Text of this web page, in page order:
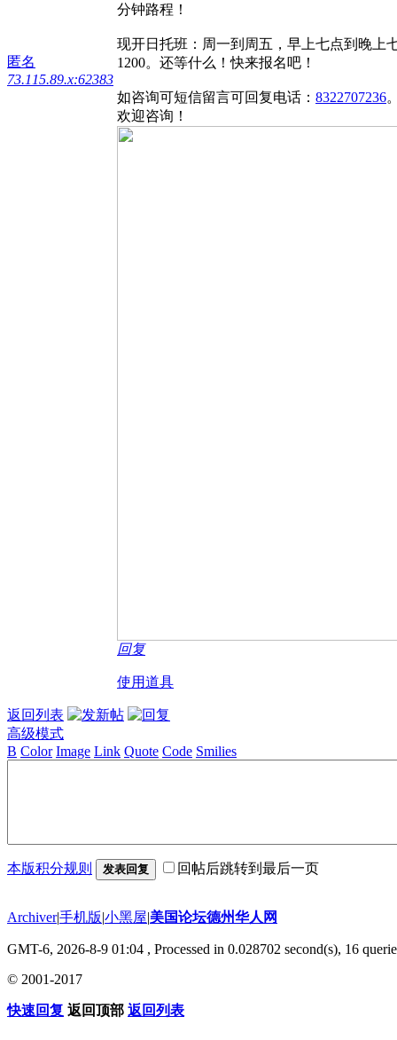
匿名
73.115.89.x:62383
分钟路程！
现开日托班：周一到周五，早上七点到晚上
1200。还等什么！快来报名吧！
如咨询可短信留言可回复电话： 8322707236
欢迎咨询！
回复
使用道具
返回列表
高级模式
B Color Image Link Quote Code Smilies
本版积分规则 发表回复 回帖后跳转到最后一页
Archiver|手机版|小黑屋|美国论坛德州华人网
GMT-6, 2026-8-9 01:04 , Processed in 0.028702 second(s), 16
© 2001-2017
快速回复 返回顶部 返回列表